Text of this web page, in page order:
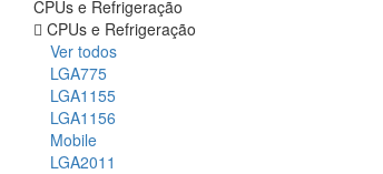
CPUs e Refrigeração
CPUs e Refrigeração
Ver todos
LGA775
LGA1155
LGA1156
Mobile
LGA2011